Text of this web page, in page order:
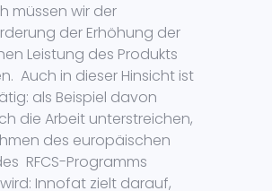
müssen wir der
der Erhöhung der
Leistung des Produkts
Auch in dieser Hinsicht ist
als Beispiel davon
die Arbeit unterstreichen,
des europäischen
RFCS-Programms
Innofat zielt darauf,